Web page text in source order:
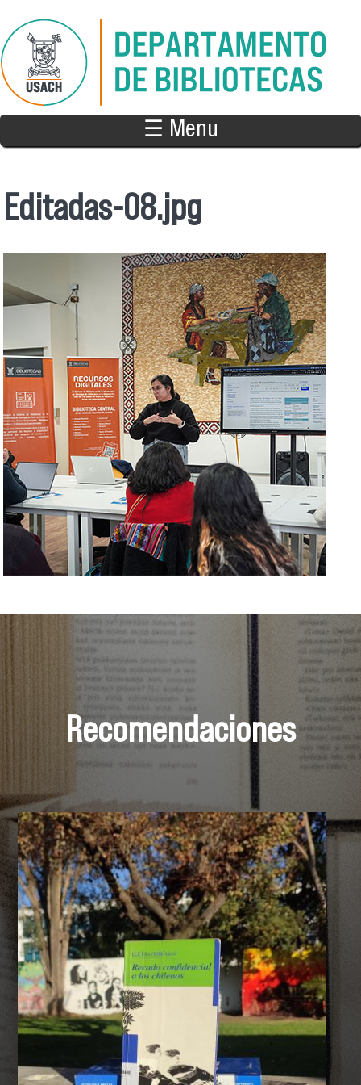
☰ Menu
Editadas-08.jpg
Recomendaciones